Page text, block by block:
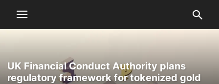
UK Financial Conduct Authority plans
regulatory framework for tokenized gold